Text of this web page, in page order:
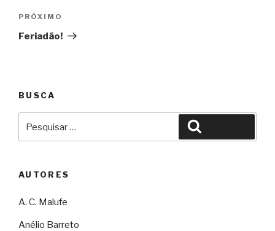
Próximo
PRÓXIMO
Feriadão!
BUSCA
por:
AUTORES
A. C. Malufe
Anélio Barreto